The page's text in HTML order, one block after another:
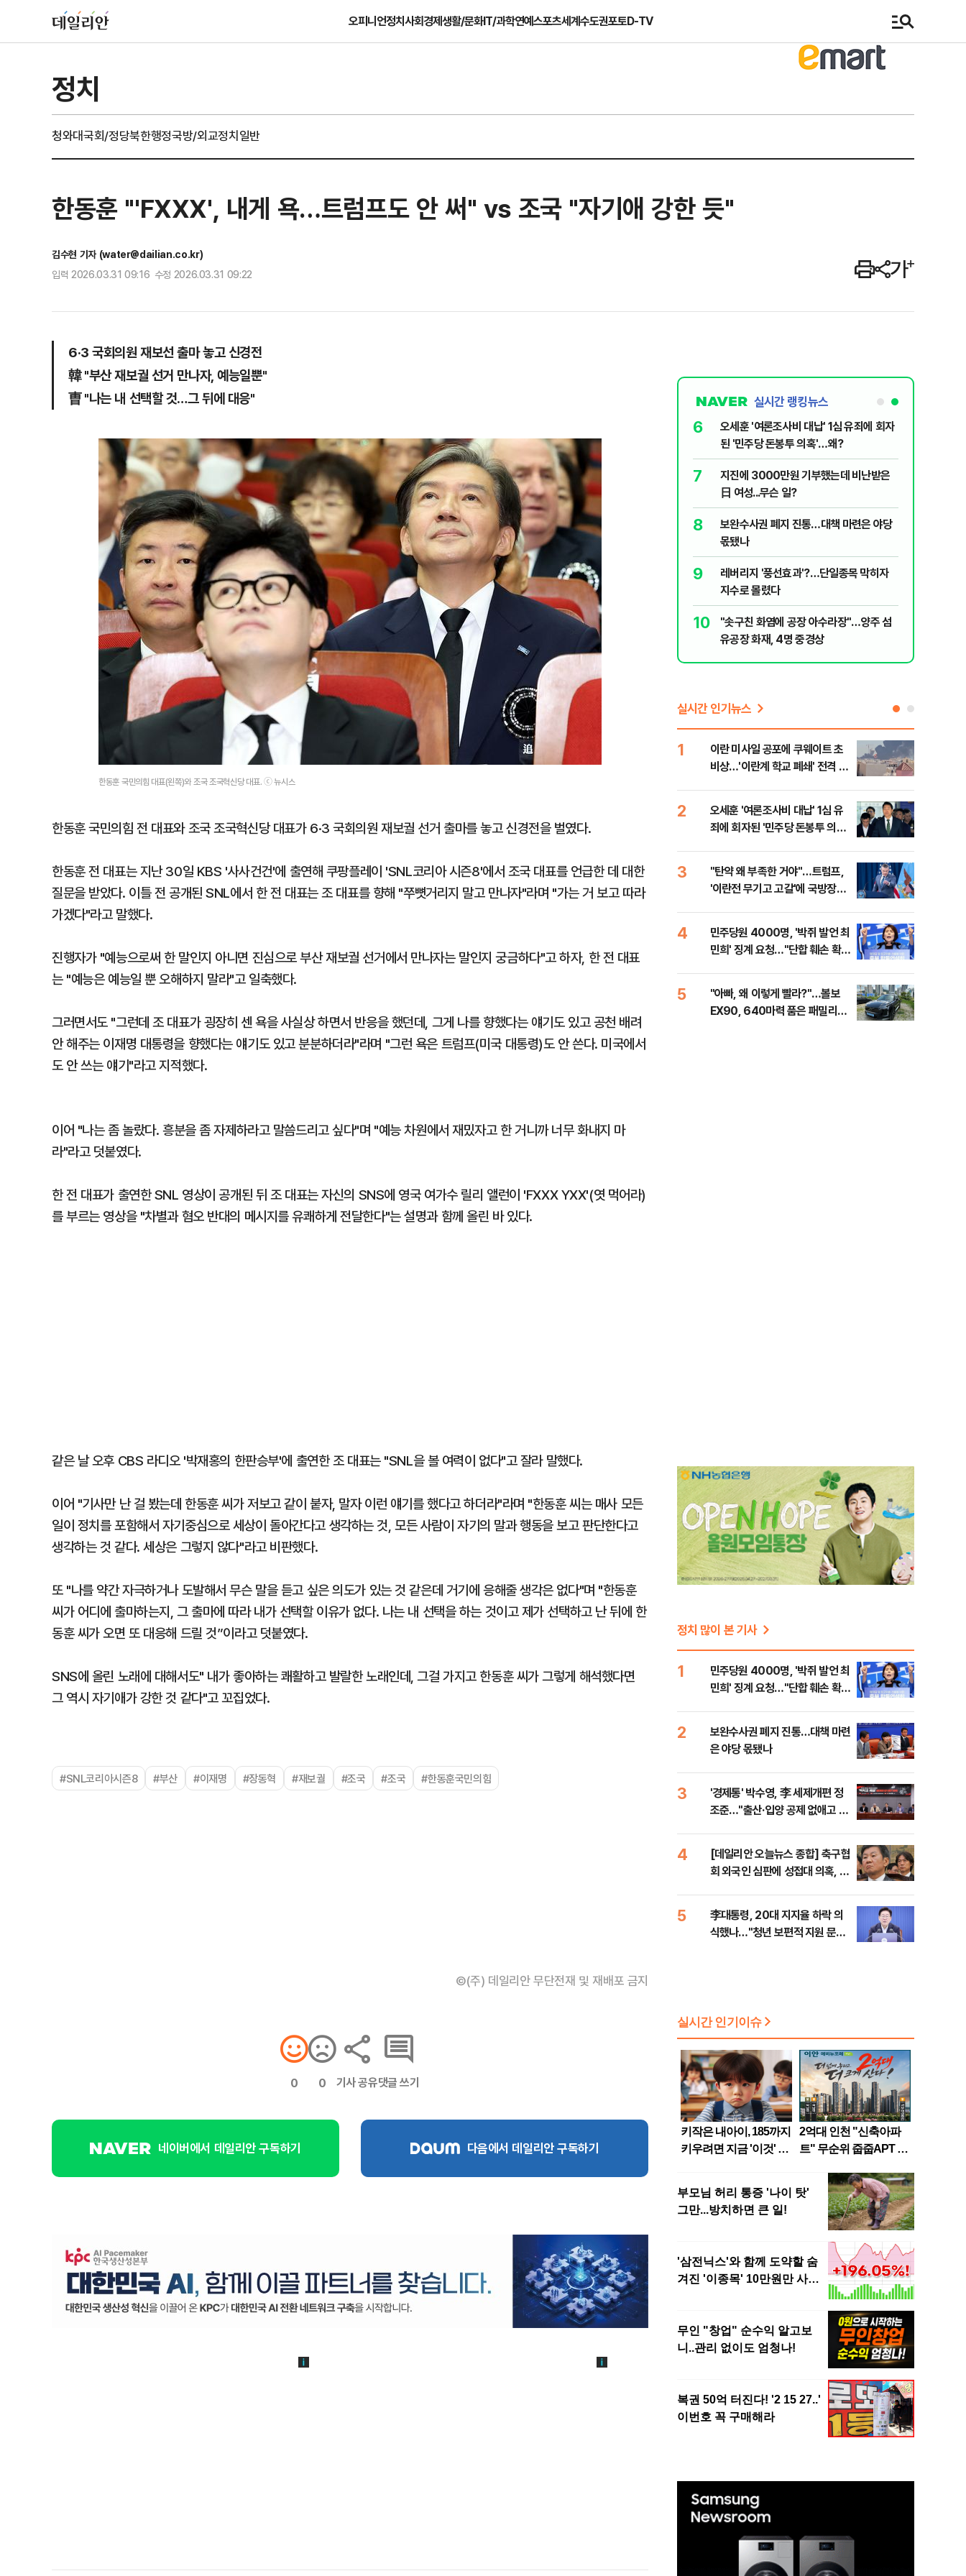
오피니언정치사회경제생활/문화IT/과학연예스포츠세계수도권포토D-TV
정치
청와대국회/정당북한행정국방/외교정치일반
한동훈 "'FXXX', 내게 욕…트럼프도 안 써" vs 조국 "자기애 강한 듯"
김수현 기자 (water@dailian.co.kr)
입력 2026.03.31 09:16 수정 2026.03.31 09:22
6·3 국회의원 재보선 출마 놓고 신경전
韓 "부산 재보궐 선거 만나자, 예능일뿐"
曺 "나는 내 선택할 것…그 뒤에 대응"
한동훈 국민의힘 대표(왼쪽)와 조국 조국혁신당 대표. ⓒ 뉴시스
한동훈 국민의힘 전 대표와 조국 조국혁신당 대표가 6·3 국회의원 재보궐 선거 출마를 놓고 신경전을 벌였다.
한동훈 전 대표는 지난 30일 KBS '사사건건'에 출연해 쿠팡플레이 'SNL코리아 시즌8'에서 조국 대표를 언급한 데 대한
질문을 받았다. 이틀 전 공개된 SNL에서 한 전 대표는 조 대표를 향해 "쭈뼛거리지 말고 만나자"라며 "가는 거 보고 따라
가겠다"라고 말했다.
진행자가 "예능으로써 한 말인지 아니면 진심으로 부산 재보궐 선거에서 만나자는 말인지 궁금하다"고 하자, 한 전 대표
는 "예능은 예능일 뿐 오해하지 말라"고 일축했다.
그러면서도 "그런데 조 대표가 굉장히 센 욕을 사실상 하면서 반응을 했던데, 그게 나를 향했다는 얘기도 있고 공천 배려
안 해주는 이재명 대통령을 향했다는 얘기도 있고 분분하더라"라며 "그런 욕은 트럼프(미국 대통령)도 안 쓴다. 미국에서
도 안 쓰는 얘기"라고 지적했다.
이어 "나는 좀 놀랐다. 흥분을 좀 자제하라고 말씀드리고 싶다"며 "예능 차원에서 재밌자고 한 거니까 너무 화내지 마
라"라고 덧붙였다.
한 전 대표가 출연한 SNL 영상이 공개된 뒤 조 대표는 자신의 SNS에 영국 여가수 릴리 앨런이 'FXXX YXX'(엿 먹어라)
를 부르는 영상을 "차별과 혐오 반대의 메시지를 유쾌하게 전달한다"는 설명과 함께 올린 바 있다.
같은 날 오후 CBS 라디오 '박재홍의 한판승부'에 출연한 조 대표는 "SNL을 볼 여력이 없다"고 잘라 말했다.
이어 "기사만 난 걸 봤는데 한동훈 씨가 저보고 같이 붙자, 말자 이런 얘기를 했다고 하더라"라며 "한동훈 씨는 매사 모든
일이 정치를 포함해서 자기중심으로 세상이 돌아간다고 생각하는 것, 모든 사람이 자기의 말과 행동을 보고 판단한다고
생각하는 것 같다. 세상은 그렇지 않다"라고 비판했다.
또 "나를 약간 자극하거나 도발해서 무슨 말을 듣고 싶은 의도가 있는 것 같은데 거기에 응해줄 생각은 없다"며 "한동훈
씨가 어디에 출마하는지, 그 출마에 따라 내가 선택할 이유가 없다. 나는 내 선택을 하는 것이고 제가 선택하고 난 뒤에 한
동훈 씨가 오면 또 대응해 드릴 것”이라고 덧붙였다.
SNS에 올린 노래에 대해서도" 내가 좋아하는 쾌활하고 발랄한 노래인데, 그걸 가지고 한동훈 씨가 그렇게 해석했다면
그 역시 자기애가 강한 것 같다"고 꼬집었다.
#SNL코리아시즌8 #부산 #이재명 #장동혁 #재보궐 #조국 #조국 #한동훈국민의힘
©(주) 데일리안 무단전재 및 재배포 금지
0 0 기사 공유댓글 쓰기
네이버에서 데일리안 구독하기 다음에서 데일리안 구독하기
실시간 랭킹뉴스
에 '더 비싸다' 퇴짜
2
[데일리안 오늘뉴스 종합] 축구협회 외국
인 심판에 성접대 의혹, 李대통령 20대 지
지율 하락 의식했나, 삼전닉스 올인은 금
물, SK하이닉스 프리마켓 시초가 논란 재
점화, 김민석 "과반 승리 가능성 99%" 등
3
李대통령, 20대 지지율 하락 의식했
나…"청년 보편적 지원 문턱 낮춰야"
4
'압수수색·성접대 의혹' 송두리째 흔들리는
대한민국 축구판
5
"약만으론 한계"…당뇨병 '시작' 막는 의사
과학자의 도전 [내일의 닥터]
6
오세훈 '여론조사비 대납' 1심 유죄에 회자
된 '민주당 돈봉투 의혹'…왜?
7
지진에 3000만원 기부했는데 비난받은
日 여성...무슨 일?
8
보완수사권 폐지 진통…대책 마련은 야당
몫됐나
9
레버리지 '풍선효과'?…단일종목 막히자
지수로 몰렸다
10
"솟구친 화염에 공장 아수라장"…양주 섬
유공장 화재, 4명 중경상
실시간 인기뉴스
1
이란 미사일 공포에 쿠웨이트 초
비상…'이란계 학교 폐쇄' 전격 명
2
오세훈 '여론조사비 대납' 1심 유
죄에 회자된 '민주당 돈봉투 의
3
"탄약 왜 부족한 거야"…트럼프,
'이란전 무기고 고갈'에 국방장관
4
민주당원 4000명, '박쥐 발언 최
민희' 징계 요청…"단합 훼손 확인
5
"아빠, 왜 이렇게 빨라?"…볼보
EX90, 640마력 품은 패밀리카
정치 많이 본 기사
1
민주당원 4000명, '박쥐 발언 최
민희' 징계 요청…"단합 훼손 확인
2
보완수사권 폐지 진통…대책 마련
은 야당 몫됐나
3
'경제통' 박수영, 李 세제개편 정
조준…"출산·입양 공제 없애고 세
4
[데일리안 오늘뉴스 종합] 축구협
회 외국인 심판에 성접대 의혹, 李
나, 삼전닉스 올인은 금물, SK하
이닉스 프리마켓 시초가 논란 재
점화, 김민석 "과반 승리 가능성
5
李대통령, 20대 지지율 하락 의
식했나…"청년 보편적 지원 문턱